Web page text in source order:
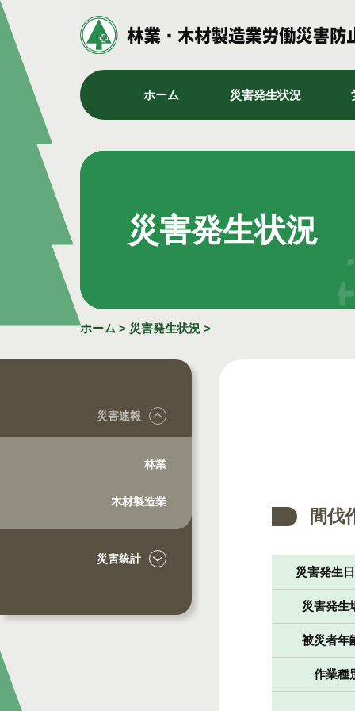
ホーム 災害発生状況
災害発生状況
ホーム > 災害発生状況>
災害速報
林業
木材製造業
災害統計
間伐
災害発生
災害発生
被災者年
作業種